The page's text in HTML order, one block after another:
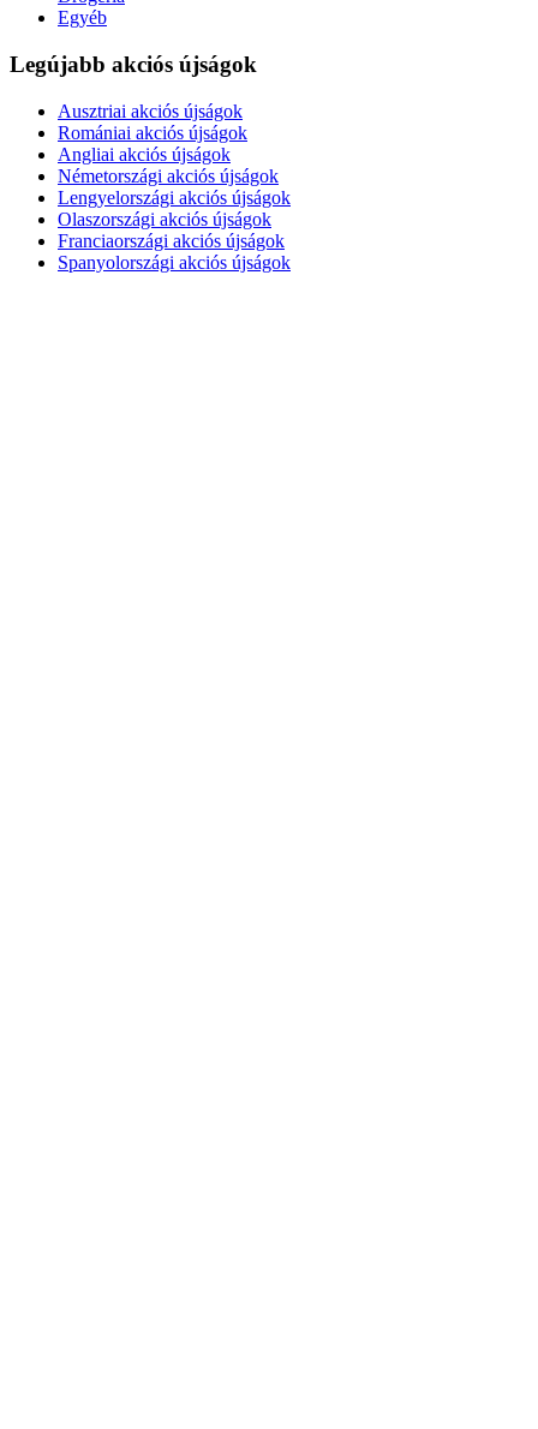
Egyéb
Legújabb akciós újságok
Ausztriai akciós újságok
Romániai akciós újságok
Angliai akciós újságok
Németországi akciós újságok
Lengyelországi akciós újságok
Olaszországi akciós újságok
Franciaországi akciós újságok
Spanyolországi akciós újságok